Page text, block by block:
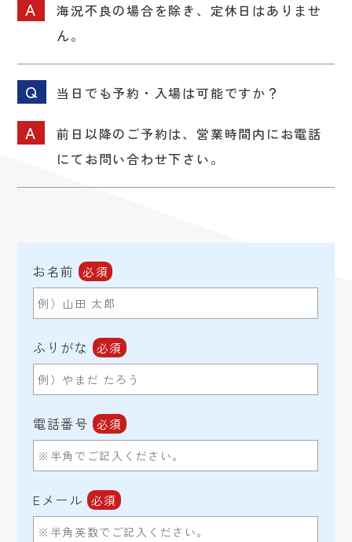
海況不良の場合を除き、定休日はありませ
ん。
当日でも予約・入場は可能ですか？
前日以降のご予約は、営業時間内にお電話
にてお問い合わせ下さい。
お名前
ふりがな
電話番号
Eメール